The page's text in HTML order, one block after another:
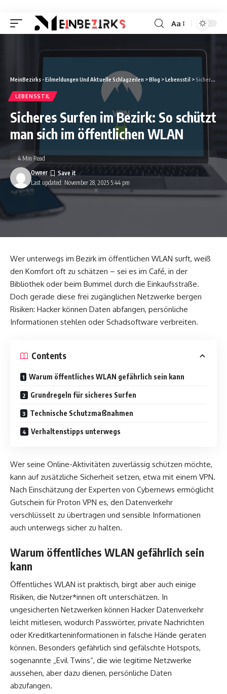
Font
Aa
MeinBezirks - Eilmeldungen Und Aktuelle Schlagzeilen >Blog >Lebensstil >Sicheres Surfen im Bezirk: So schützt man sich im öffentlichen WLAN
LEBENSSTIL
Sicheres Surfen im Bezirk: So schützt
man sich im öffentlichen WLAN
Last updated: November 28, 2025 5:44 pm
Owner
4 Min Read
Wer unterwegs im Bezirk im öffentlichen WLAN surft, weiß
den Komfort oft zu schätzen – sei es im Café, in der
Bibliothek oder beim Bummel durch die Einkaufsstraße.
Doch gerade diese frei zugänglichen Netzwerke bergen
Risiken: Hacker können Daten abfangen, persönliche
Informationen stehlen oder Schadsoftware verbreiten.
Contents
Warum öffentliches WLAN gefährlich sein kann
Grundregeln für sicheres Surfen
Technische Schutzmaßnahmen
Verhaltenstipps unterwegs
Wer seine Online-Aktivitäten zuverlässig schützen möchte,
kann auf zusätzliche Sicherheit setzen, etwa mit einem VPN.
Nach Einschätzung der Experten von Cybernews ermöglicht
Gutschein für Proton VPN es, den Datenverkehr
verschlüsselt zu übertragen und sensible Informationen
auch unterwegs sicher zu halten.
Warum öffentliches WLAN gefährlich sein
kann
Öffentliches WLAN ist praktisch, birgt aber auch einige
Risiken, die Nutzer*innen oft unterschätzen. In
ungesicherten Netzwerken können Hacker Datenverkehr
leicht mitlesen, wodurch Passwörter, private Nachrichten
oder Kreditkarteninformationen in falsche Hände geraten
können. Besonders gefährlich sind gefälschte Hotspots,
sogenannte „Evil Twins“, die wie legitime Netzwerke
aussehen, aber dazu dienen, persönliche Daten
abzufangen.